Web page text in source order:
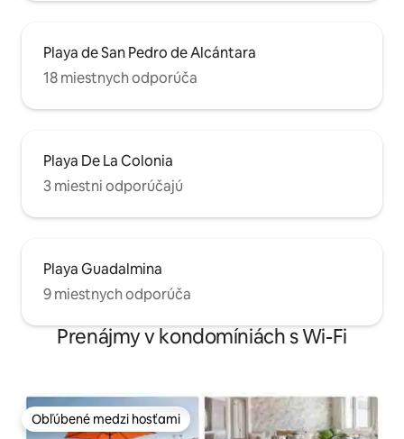
Playa de San Pedro de Alcántara
18 miestnych odporúča
Playa De La Colonia
3 miestni odporúčajú
Playa Guadalmina
9 miestnych odporúča
Prenájmy v kondomíniách s Wi-Fi
Obľúbené medzi hosťami
Obľúbené medzi hosťami